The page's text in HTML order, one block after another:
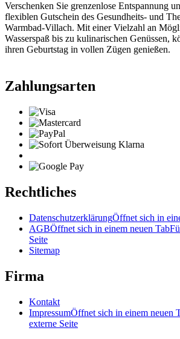
Verschenken Sie grenzenlose Entspannung
flexiblen Gutschein des Gesundheits- und
Warmbad-Villach. Mit einer Vielzahl an
Wasserspaß bis zu kulinarischen Genüssen,
ihren Geburtstag in vollen Zügen genießen.
Zahlungsarten
Rechtliches
DatenschutzerklärungÖffnet sich in
AGBÖffnet sich in einem neuen Tab
Seite
Sitemap
Firma
Kontakt
ImpressumÖffnet sich in einem neuen
externe Seite